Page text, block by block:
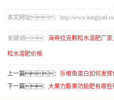
本文网址：http://
关键词： 海帝拉克颗粒水溶肥厂家
粒水溶肥价格
上一篇： 乐根鱼蛋白如何发
下一篇： 大果力膨果功能肥有